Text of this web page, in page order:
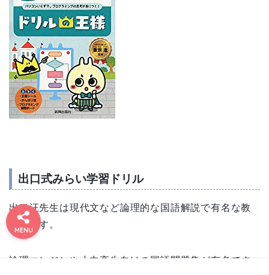
出口式みらい学習ドリル
出口汪先生は現代文など論理的な国語解説で有名な教
育者です。
論理エンジンや小中高生向けの国語問題集が有名です
MENU
#1173
9 (タイ
トルな
し)
お問い
合わせ
お得情
報まと
め
プライ
バシー
ポリシ
ー
免責事
項&プ
ライバ
シーポ
リシー
利用規
約／特
定商取
引法に
基づく
有料記
事の決
済完了
ページ
運営者
情報
運営者
情報